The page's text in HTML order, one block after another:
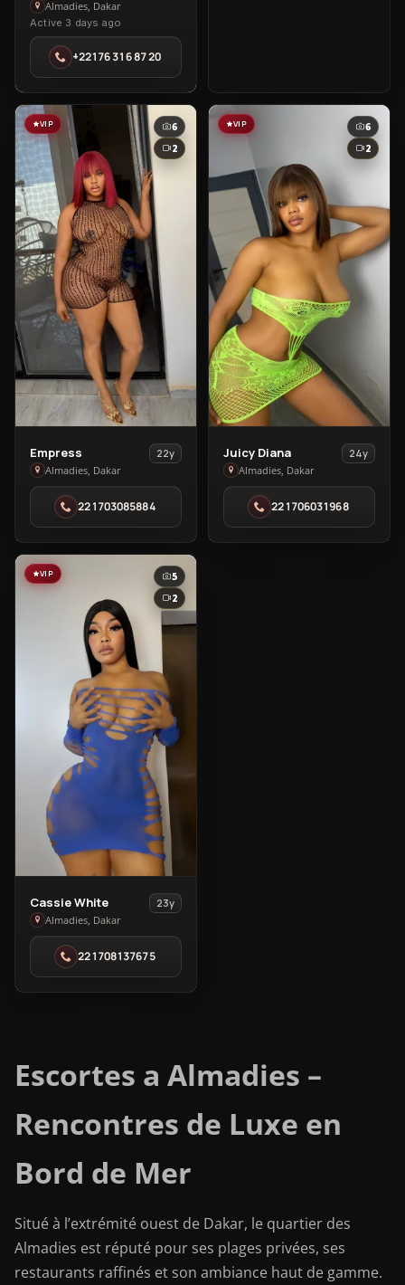
Winnie
in
Almadies
Almadies, Dakar
Active 3 days ago
+22176 316 87 20
VIP
6
2
View
Empress
in
Almadies
Empress
22y
Almadies, Dakar
221703085884
VIP
6
2
View
Juicy
Diana
Almadies
Juicy Diana
24y
Almadies, Dakar
221706031968
VIP
5
2
View
Cassie
White
Almadies
Cassie White
23y
Almadies, Dakar
221708137675
Escortes a Almadies –
Rencontres de Luxe en
Bord de Mer
Situé à l’extrémité ouest de Dakar, le quartier des
Almadies est réputé pour ses plages privées, ses
restaurants raffinés et son ambiance haut de gamme.